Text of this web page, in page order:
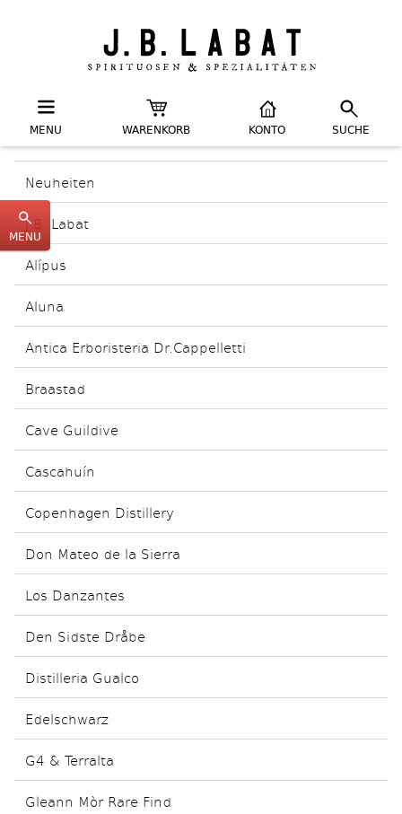
MENU WARENKORB KONTO SUCHE
Neuheiten
J.B. Labat
Alípus
Aluna
Antica Erboristeria Dr.Cappelletti
Braastad
Cave Guildive
Cascahuín
Copenhagen Distillery
Don Mateo de la Sierra
Los Danzantes
Den Sidste Dråbe
Distilleria Gualco
Edelschwarz
G4 & Terralta
Gleann Mòr Rare Find
MENU